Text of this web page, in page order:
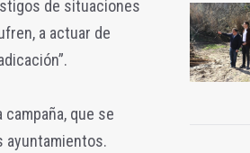
de situaciones
a actuar de
que se
ayuntamientos.